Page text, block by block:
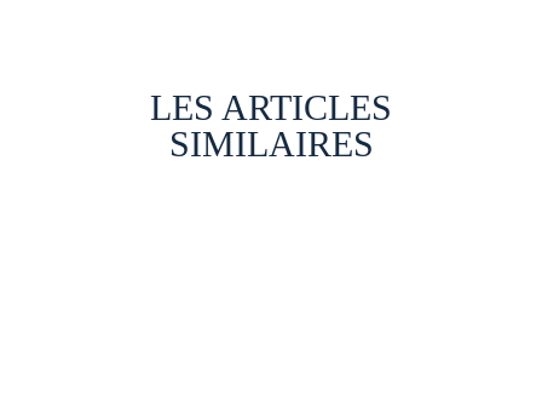
LES ARTICLES
SIMILAIRES